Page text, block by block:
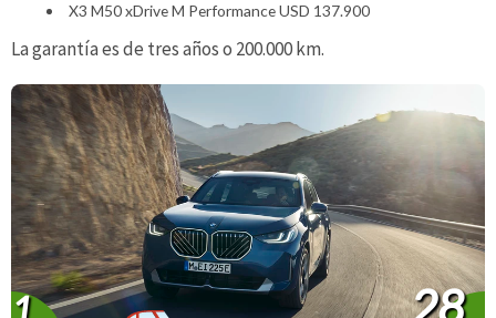
X3 M50 xDrive M Performance USD 137.900
La garantía es de tres años o 200.000 km.
1 28